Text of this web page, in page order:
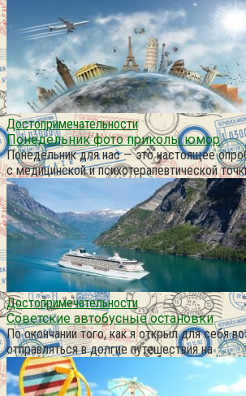
Достопримечательности
Понедельник фото приколы юмор
Понедельник для нас — это настоящее
с медицинской и психотерапевтической
Достопримечательности
Советские автобусные остановки
По окончании того, как я открыл для себя
отправляться в долгие путешествия на